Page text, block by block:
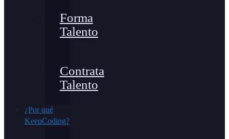
Forma
Talento
Contrata
Talento
¿Por qué
KeepCoding?